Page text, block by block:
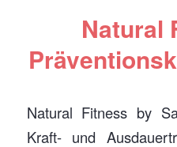
Natural
Natural Fitness by
Kraft- und